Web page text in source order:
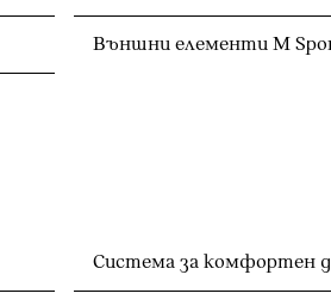
Външни елементи M
Система за комфортен